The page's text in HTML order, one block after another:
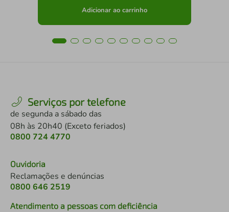
Adicionar ao carrinho
Serviços por telefone
de segunda a sábado das
08h às 20h40 (Exceto feriados)
0800 724 4770
Ouvidoria
Reclamações e denúncias
0800 646 2519
Atendimento a pessoas com deficiência